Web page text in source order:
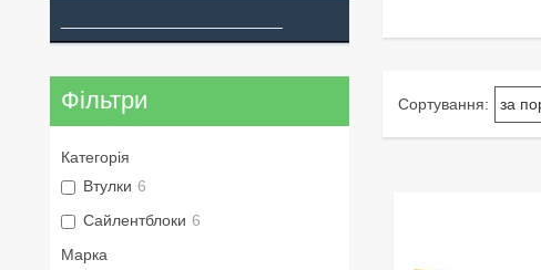
Фільтри
Категорія
Втулки 6
Сайлентблоки 6
Марка